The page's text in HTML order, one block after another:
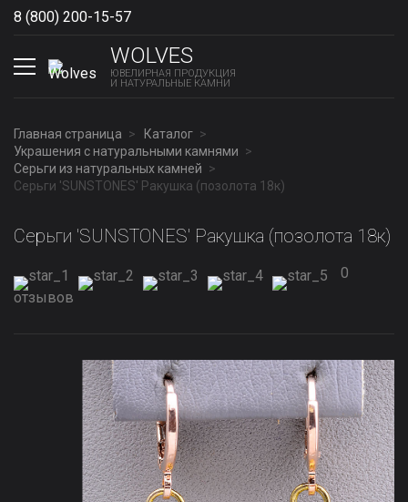
8 (800) 200-15-57
WOLVES
ЮВЕЛИРНАЯ ПРОДУКЦИЯ
И НАТУРАЛЬНЫЕ КАМНИ
Главная страница
Каталог
Украшения с натуральными камнями
Серьги из натуральных камней
Серьги 'SUNSTONES' Ракушка (позолота 18к)
Серьги 'SUNSTONES' Ракушка (позолота 18к)
0
отзывов